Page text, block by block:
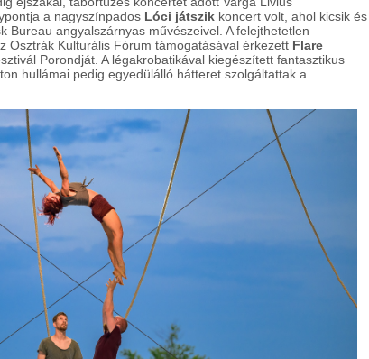
a nagyszínpados Lóci játszik koncert volt, ahol kicsik és
Bureau angyalszárnyas művészeivel. A felejthetetlen
Osztrák Kulturális Fórum támogatásával érkezett Flare
Porondját. A légakrobatikával kiegészített fantasztikus
hullámai pedig egyedülálló hátteret szolgáltattak a